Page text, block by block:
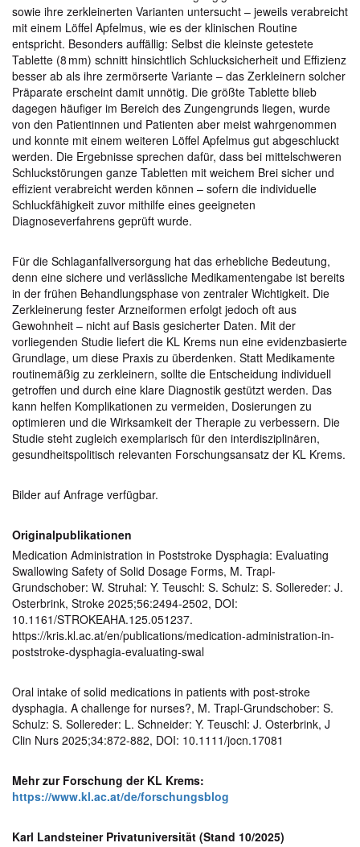
sowie ihre zerkleinerten Varianten untersucht – jeweils verabreicht
mit einem Löffel Apfelmus, wie es der klinischen Routine
entspricht. Besonders auffällig: Selbst die kleinste getestete
Tablette (8 mm) schnitt hinsichtlich Schlucksicherheit und Effizienz
besser ab als ihre zermörserte Variante – das Zerkleinern solcher
Präparate erscheint damit unnötig. Die größte Tablette blieb
dagegen häufiger im Bereich des Zungengrunds liegen, wurde
von den Patientinnen und Patienten aber meist wahrgenommen
und konnte mit einem weiteren Löffel Apfelmus gut abgeschluckt
werden. Die Ergebnisse sprechen dafür, dass bei mittelschweren
Schluckstörungen ganze Tabletten mit weichem Brei sicher und
effizient verabreicht werden können – sofern die individuelle
Schluckfähigkeit zuvor mithilfe eines geeigneten
Diagnoseverfahrens geprüft wurde.
Für die Schlaganfallversorgung hat das erhebliche Bedeutung,
denn eine sichere und verlässliche Medikamentengabe ist bereits
in der frühen Behandlungsphase von zentraler Wichtigkeit. Die
Zerkleinerung fester Arzneiformen erfolgt jedoch oft aus
Gewohnheit – nicht auf Basis gesicherter Daten. Mit der
vorliegenden Studie liefert die KL Krems nun eine evidenzbasierte
Grundlage, um diese Praxis zu überdenken. Statt Medikamente
routinemäßig zu zerkleinern, sollte die Entscheidung individuell
getroffen und durch eine klare Diagnostik gestützt werden. Das
kann helfen Komplikationen zu vermeiden, Dosierungen zu
optimieren und die Wirksamkeit der Therapie zu verbessern. Die
Studie steht zugleich exemplarisch für den interdisziplinären,
gesundheitspolitisch relevanten Forschungsansatz der KL Krems.
Bilder auf Anfrage verfügbar.
Originalpublikationen
Medication Administration in Poststroke Dysphagia: Evaluating
Swallowing Safety of Solid Dosage Forms, M. Trapl-
Grundschober: W. Struhal: Y. Teuschl: S. Schulz: S. Sollereder: J.
Osterbrink, Stroke 2025;56:2494-2502, DOI:
10.1161/STROKEAHA.125.051237.
https://kris.kl.ac.at/en/publications/medication-administration-in-
poststroke-dysphagia-evaluating-swal
Oral intake of solid medications in patients with post-stroke
dysphagia. A challenge for nurses?, M. Trapl-Grundschober: S.
Schulz: S. Sollereder: L. Schneider: Y. Teuschl: J. Osterbrink, J
Clin Nurs 2025;34:872-882, DOI: 10.1111/jocn.17081
Mehr zur Forschung der KL Krems:
https://www.kl.ac.at/de/forschungsblog
Karl Landsteiner Privatuniversität (Stand 10/2025)